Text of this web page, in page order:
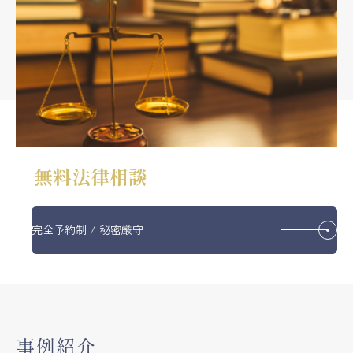
無料法律相談
完全予約制 / 秘密厳守
事例紹介